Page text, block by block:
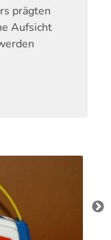
prägten
Aufsicht